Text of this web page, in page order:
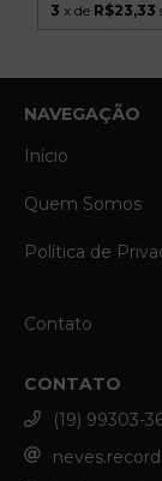
3 x de R$23,33
NAVEGAÇÃO
Início
Quem Somos
Política de
Contato
CONTATO
(19) 99303-